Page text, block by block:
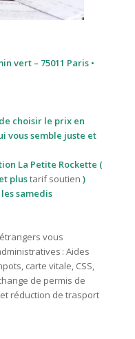
vert – 75011 Paris •
choisir le prix en
vous semble juste et
La Petite Rockette (
plustarif soutien )
les samedis
étrangers vous
: Aides
carte vitale, CSS,
de permis de
réduction de trasport